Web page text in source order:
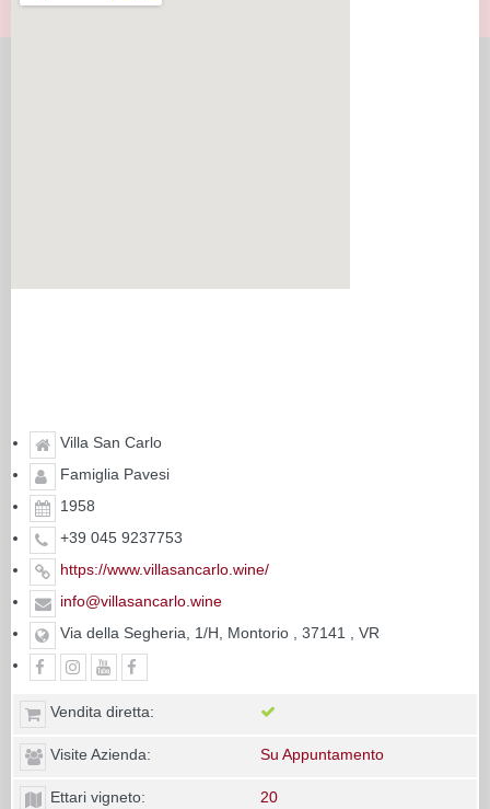
Villa San Carlo
Famiglia Pavesi
1958
+39 045 9237753
https://www.villasancarlo.wine/
info@villasancarlo.wine
Via della Segheria, 1/H, Montorio , 37141 , VR
Vendita diretta:
Visite Azienda: Su Appuntamento
Ettari vigneto: 20